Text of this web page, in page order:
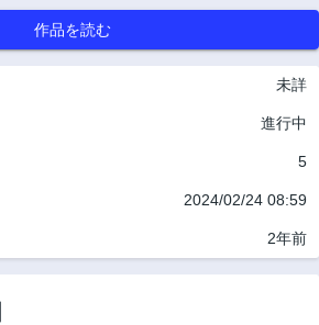
作品を読む
未詳
進行中
5
2024/02/24 08:59
2年前